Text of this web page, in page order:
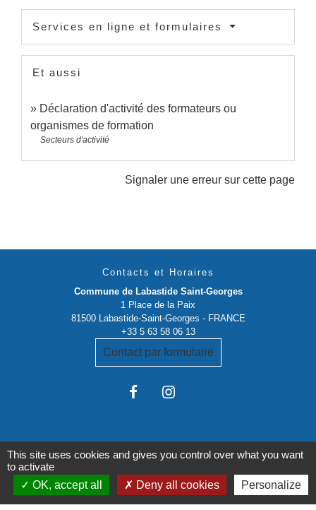
Services en ligne et formulaires
Et aussi
Déclaration d'activité des formateurs ou
organismes de formation
Secteurs d'activité
Signaler une erreur sur cette page
Contacts et Horaires
Commune de Labastide Saint-Georges
1 Place de la Paix
81500 Labastide-Saint-Georges - FRANCE
+33 5 63 58 06 13
Contact par formulaire
Liens institutionnels
This site uses cookies and gives you control over what you want
to activate
OK, accept all
Deny all cookies Personalize